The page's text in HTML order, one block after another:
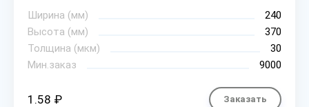
Ширина (мм)
240
Высота (мм)
370
Толщина (мкм)
30
Мин.заказ
9000
1.58 ₽ Заказать